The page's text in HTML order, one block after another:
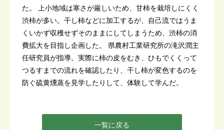
た。 上小地域は寒さが厳しいため、甘柿を栽培しにくく
渋柿が多い。干し柿などに加工するが、自己流ではうま
くいかず収穫せずそのままにしてしまうため、渋柿の消
費拡大を目指し企画した。 県農村工業研究所の滝沢潤主
任研究員が指導。実際に柿の皮をむき、ひもでくくって
つるすまでの流れを確認したり、干し柿が変色するのを
防ぐ硫黄燻蒸を見学したりして、体験して学んだ。
一覧に戻る